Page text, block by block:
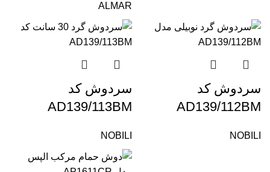
ALMAR
سردوش کد
AD139/112BM
NOBILI
سردوش کد
AD139/113BM
NOBILI